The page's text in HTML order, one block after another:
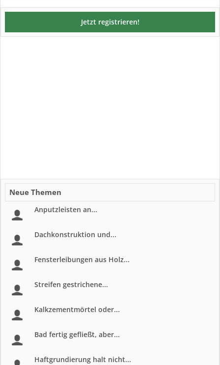
Jetzt registrieren!
Neue Themen
Anputzleisten an...
Dachkonstruktion und...
Fensterleibungen aus Holz...
Streifen gestrichene...
Kalkzementmörtel oder...
Bad fertig gefließt, aber...
Haftgrundierung halt nicht...